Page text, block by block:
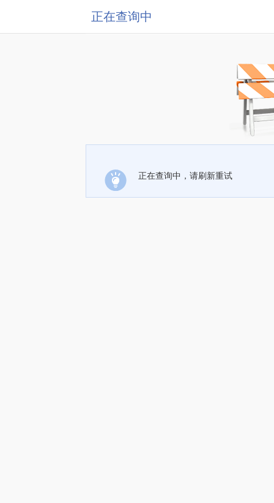
正在查询中
正在查询中，请刷新重试